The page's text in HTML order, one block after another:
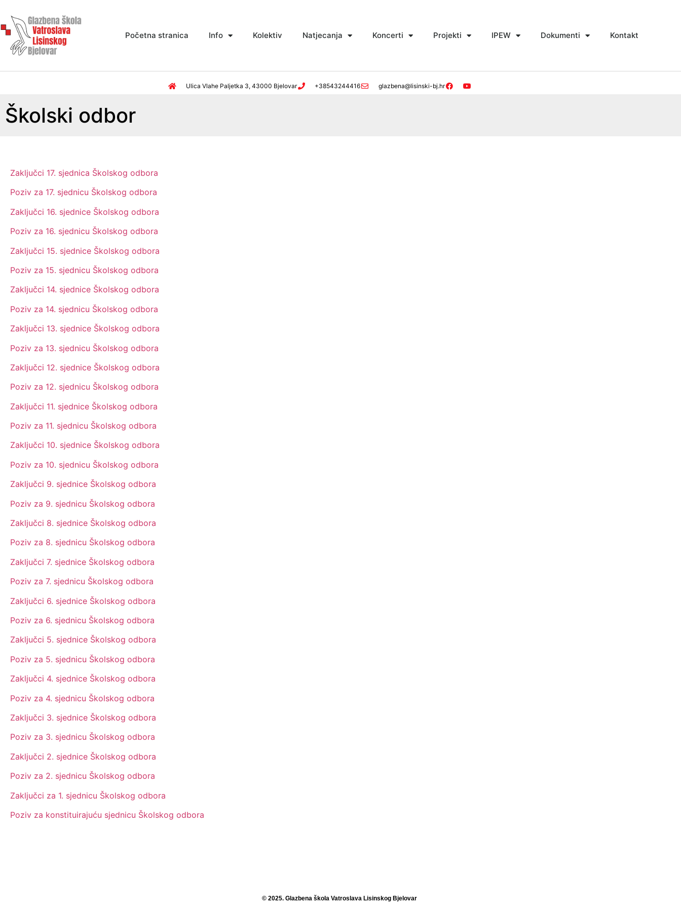
Početna stranica Info Kolektiv Natjecanja Koncerti Projekti IPEW Dokumenti Kontakt
Ulica Vlahe Paljetka 3, 43000 Bjelovar +38543244416 glazbena@lisinski-bj.hr
Školski odbor
Zaključci 17. sjednica Školskog odbora
Poziv za 17. sjednicu Školskog odbora
Zaključci 16. sjednice Školskog odbora
Poziv za 16. sjednicu Školskog odbora
Zaključci 15. sjednice Školskog odbora
Poziv za 15. sjednicu Školskog odbora
Zaključci 14. sjednice Školskog odbora
Poziv za 14. sjednicu Školskog odbora
Zaključci 13. sjednice Školskog odbora
Poziv za 13. sjednicu Školskog odbora
Zaključci 12. sjednice Školskog odbora
Poziv za 12. sjednicu Školskog odbora
Zaključci 11. sjednice Školskog odbora
Poziv za 11. sjednicu Školskog odbora
Zaključci 10. sjednice Školskog odbora
Poziv za 10. sjednicu Školskog odbora
Zaključci 9. sjednice Školskog odbora
Poziv za 9. sjednicu Školskog odbora
Zaključci 8. sjednice Školskog odbora
Poziv za 8. sjednicu Školskog odbora
Zaključci 7. sjednice Školskog odbora
Poziv za 7. sjednicu Školskog odbora
Zaključci 6. sjednice Školskog odbora
Poziv za 6. sjednicu Školskog odbora
Zaključci 5. sjednice Školskog odbora
Poziv za 5. sjednicu Školskog odbora
Zaključci 4. sjednice Školskog odbora
Poziv za 4. sjednicu Školskog odbora
Zaključci 3. sjednice Školskog odbora
Poziv za 3. sjednicu Školskog odbora
Zaključci 2. sjednice Školskog odbora
Poziv za 2. sjednicu Školskog odbora
Zaključci za 1. sjednicu Školskog odbora
Poziv za konstituirajuću sjednicu Školskog odbora
© 2025. Glazbena škola Vatroslava Lisinskog Bjelovar